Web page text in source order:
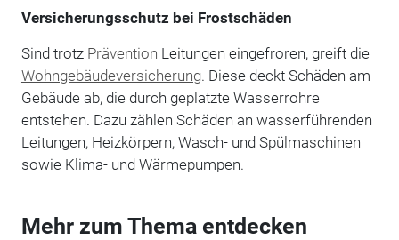
Versicherungsschutz bei Frostschäden
Sind trotz Prävention Leitungen eingefroren, greift die
Wohngebäudeversicherung. Diese deckt Schäden am
Gebäude ab, die durch geplatzte Wasserrohre
entstehen. Dazu zählen Schäden an wasserführenden
Leitungen, Heizkörpern, Wasch- und Spülmaschinen
sowie Klima- und Wärmepumpen.
Mehr zum Thema entdecken